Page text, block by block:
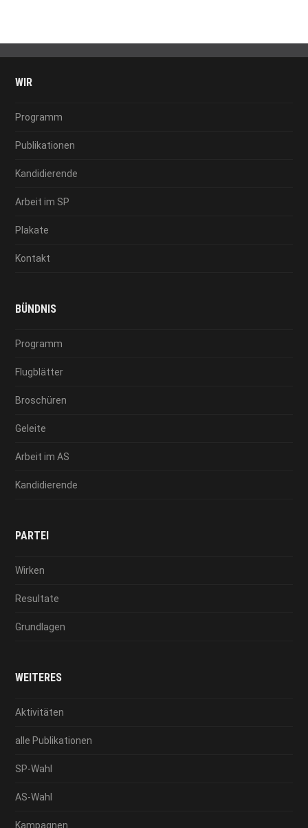
WIR
Programm
Publikationen
Kandidierende
Arbeit im SP
Plakate
Kontakt
BÜNDNIS
Programm
Flugblätter
Broschüren
Geleite
Arbeit im AS
Kandidierende
PARTEI
Wirken
Resultate
Grundlagen
WEITERES
Aktivitäten
alle Publikationen
SP-Wahl
AS-Wahl
Kampagnen